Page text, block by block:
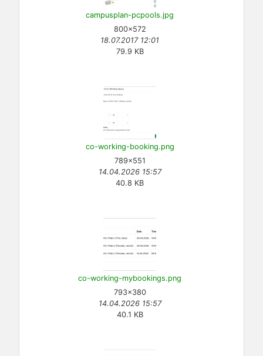
campusplan-pcpools.jpg
800×572
18.07.2017 12:01
79.9 KB
co-working-booking.png
789×551
14.04.2026 15:57
40.8 KB
co-working-mybookings.png
793×380
14.04.2026 15:57
40.1 KB